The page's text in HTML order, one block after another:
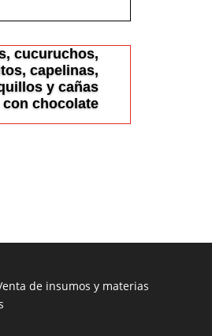
cucuruchos,
capelinas,
y cañas
con chocolate
de insumos y materias